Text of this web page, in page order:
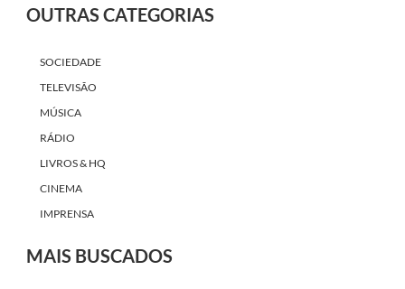
OUTRAS CATEGORIAS
SOCIEDADE
TELEVISÃO
MÚSICA
RÁDIO
LIVROS & HQ
CINEMA
IMPRENSA
MAIS BUSCADOS